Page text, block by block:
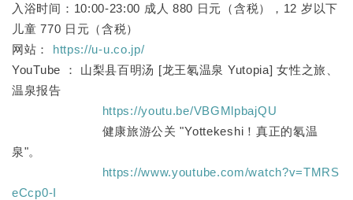
入浴时间：10:00-23:00 成人 880 日元（含税），12 岁以下
儿童 770 日元（含税）
网站： https://u-u.co.jp/
YouTube ： 山梨县百明汤 [龙王氡温泉 Yutopia] 女性之旅、
温泉报告
https://youtu.be/VBGMlpbajQU
健康旅游公关 "Yottekeshi！真正的氡温
泉"。
https://www.youtube.com/watch?v=TMRS
eCcp0-I